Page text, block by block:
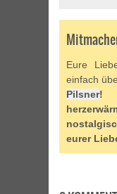
Eure
einfach
Pilsner!
eurer